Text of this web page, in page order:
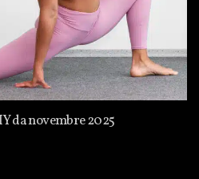
da novembre 2025